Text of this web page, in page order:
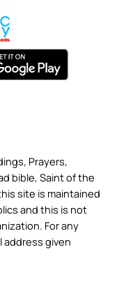
Prayers,
bible, Saint of the
site is maintained
and this is not
For any
given